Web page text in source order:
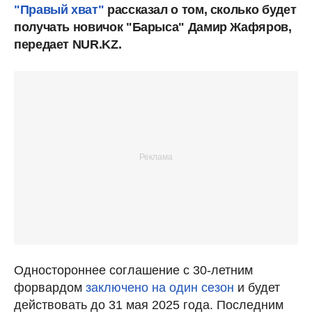
"Правый хват" рассказал о том, сколько будет
получать новичок "Барыса" Дамир Жафяров,
передает NUR.KZ.
Одностороннее соглашение с 30-летним
форвардом заключено на один сезон и будет
действовать до 31 мая 2025 года. Последним